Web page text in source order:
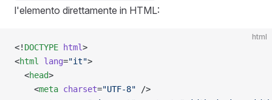
l'elemento direttamente in HTML:
html
<! DOCTYPE html>
<html lang="it">
  <
head>
    <
meta charset="UTF-8" />